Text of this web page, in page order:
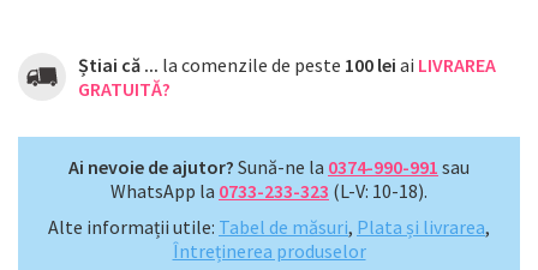
Știai că ... la comenzile de peste 100 lei ai LIVRAREA
GRATUITĂ?
Ai nevoie de ajutor? Sună-ne la 0374-990-991 sau
WhatsApp la 0733-233-323 (L-V: 10-18).
Alte informații utile: Tabel de măsuri, Plata și livrarea,
Întreținerea produselor